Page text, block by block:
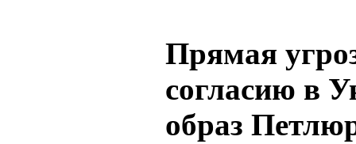
Прямая
согласию в
образ